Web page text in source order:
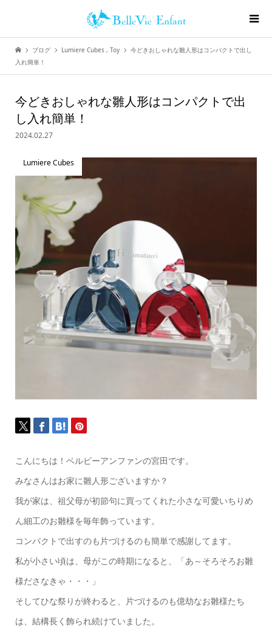
ブログ Lumiere Cubes , Toy
今どきおしゃれな雛人形はコンパクトで出し
入れ簡単！
今どきおしゃれな雛人形はコンパクトで出
し入れ簡単！
2024.02.27
Lumiere Cubes
こんにちは！ベルビーアンファンの宮田です。
みなさんはお家に雛人形ございますか？
我が家は、祖父母が初節句に買ってくれた小さな可愛いちりめ
ん細工のお雛様を毎年飾っています。
コンパクトで出すのも片づけるのも簡単で感謝してます。
私が小さい頃は、母がこの時期になると、「あ～そろそろお雛
様ださなきゃ・・・」
そしてひな祭りが終わると、片づけるのも億劫なお雛様たち
は、結構長く飾られ続けていました。